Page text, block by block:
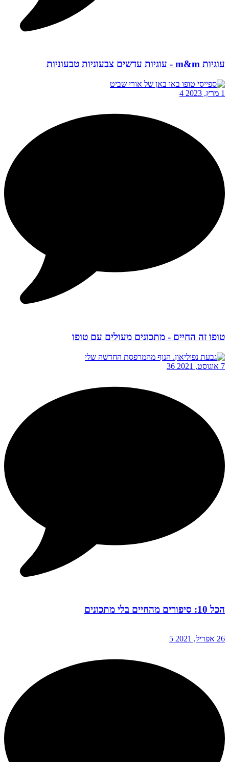
עוגיות m&m - עוגיות עדשים צבעוניות טבעוניות
1 מרץ, 2023 4
טופו זה החיים - מתכונים מעולים עם טופו
7 אוגוסט, 2021 36
הכל 10: סיפורים מהחיים בלי מתכונים
26 אפריל, 2021 5